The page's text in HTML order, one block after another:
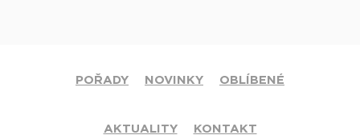
POŘADY NOVINKY OBLÍBENÉ
AKTUALITY KONTAKT